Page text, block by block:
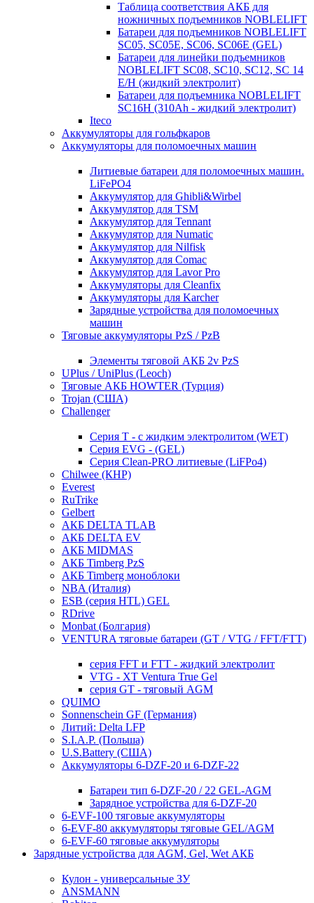
Таблица соответствия АКБ для
ножничных подъемников NOBLELIFT
Батареи для подъемников NOBLELIFT
SC05, SC05E, SC06, SC06E (GEL)
Батареи для линейки подъемников
NOBLELIFT SC08, SC10, SC12, SC 14
E/H (жидкий электролит)
Батареи для подъемника NOBLELIFT
SC16H (310Ah - жидкий электролит)
Iteco
Аккумуляторы для гольфкаров
Аккумуляторы для поломоечных машин
Литиевые батареи для поломоечных машин.
LiFePO4
Аккумулятор для Ghibli&Wirbel
Аккумулятор для TSM
Аккумулятор для Tennant
Аккумулятор для Numatic
Аккумулятор для Nilfisk
Аккумулятор для Comac
Аккумулятор для Lavor Pro
Аккумуляторы для Cleanfix
Аккумуляторы для Karcher
Зарядные устройства для поломоечных
машин
Тяговые аккумуляторы PzS / PzB
Элементы тяговой АКБ 2v PzS
UPlus / UniPlus (Leoch)
Тяговые АКБ HOWTER (Турция)
Trojan (США)
Challenger
Серия T - с жидким электролитом (WET)
Серия EVG - (GEL)
Серия Clean-PRO литиевые (LiFPo4)
Chilwee (КНР)
Everest
RuTrike
Gelbert
АКБ DELTA TLAB
АКБ DELTA EV
АКБ MIDMAS
АКБ Timberg PzS
АКБ Timberg моноблоки
NBA (Италия)
ESB (серия HTL) GEL
RDrive
Monbat (Болгария)
VENTURA тяговые батареи (GT / VTG / FFT/FTT)
серия FFT и FTT - жидкий электролит
VTG - XT Ventura True Gel
серия GT - тяговый AGM
QUIMO
Sonnenschein GF (Германия)
Литий: Delta LFP
S.I.A.P. (Польша)
U.S.Battery (США)
Аккумуляторы 6-DZF-20 и 6-DZF-22
Батареи тип 6-DZF-20 / 22 GEL-AGM
Зарядное устройства для 6-DZF-20
6-EVF-100 тяговые аккумуляторы
6-EVF-80 аккумуляторы тяговые GEL/AGM
6-EVF-60 тяговые аккумуляторы
Зарядные устройства для AGM, Gel, Wet АКБ
Кулон - универсальные ЗУ
ANSMANN